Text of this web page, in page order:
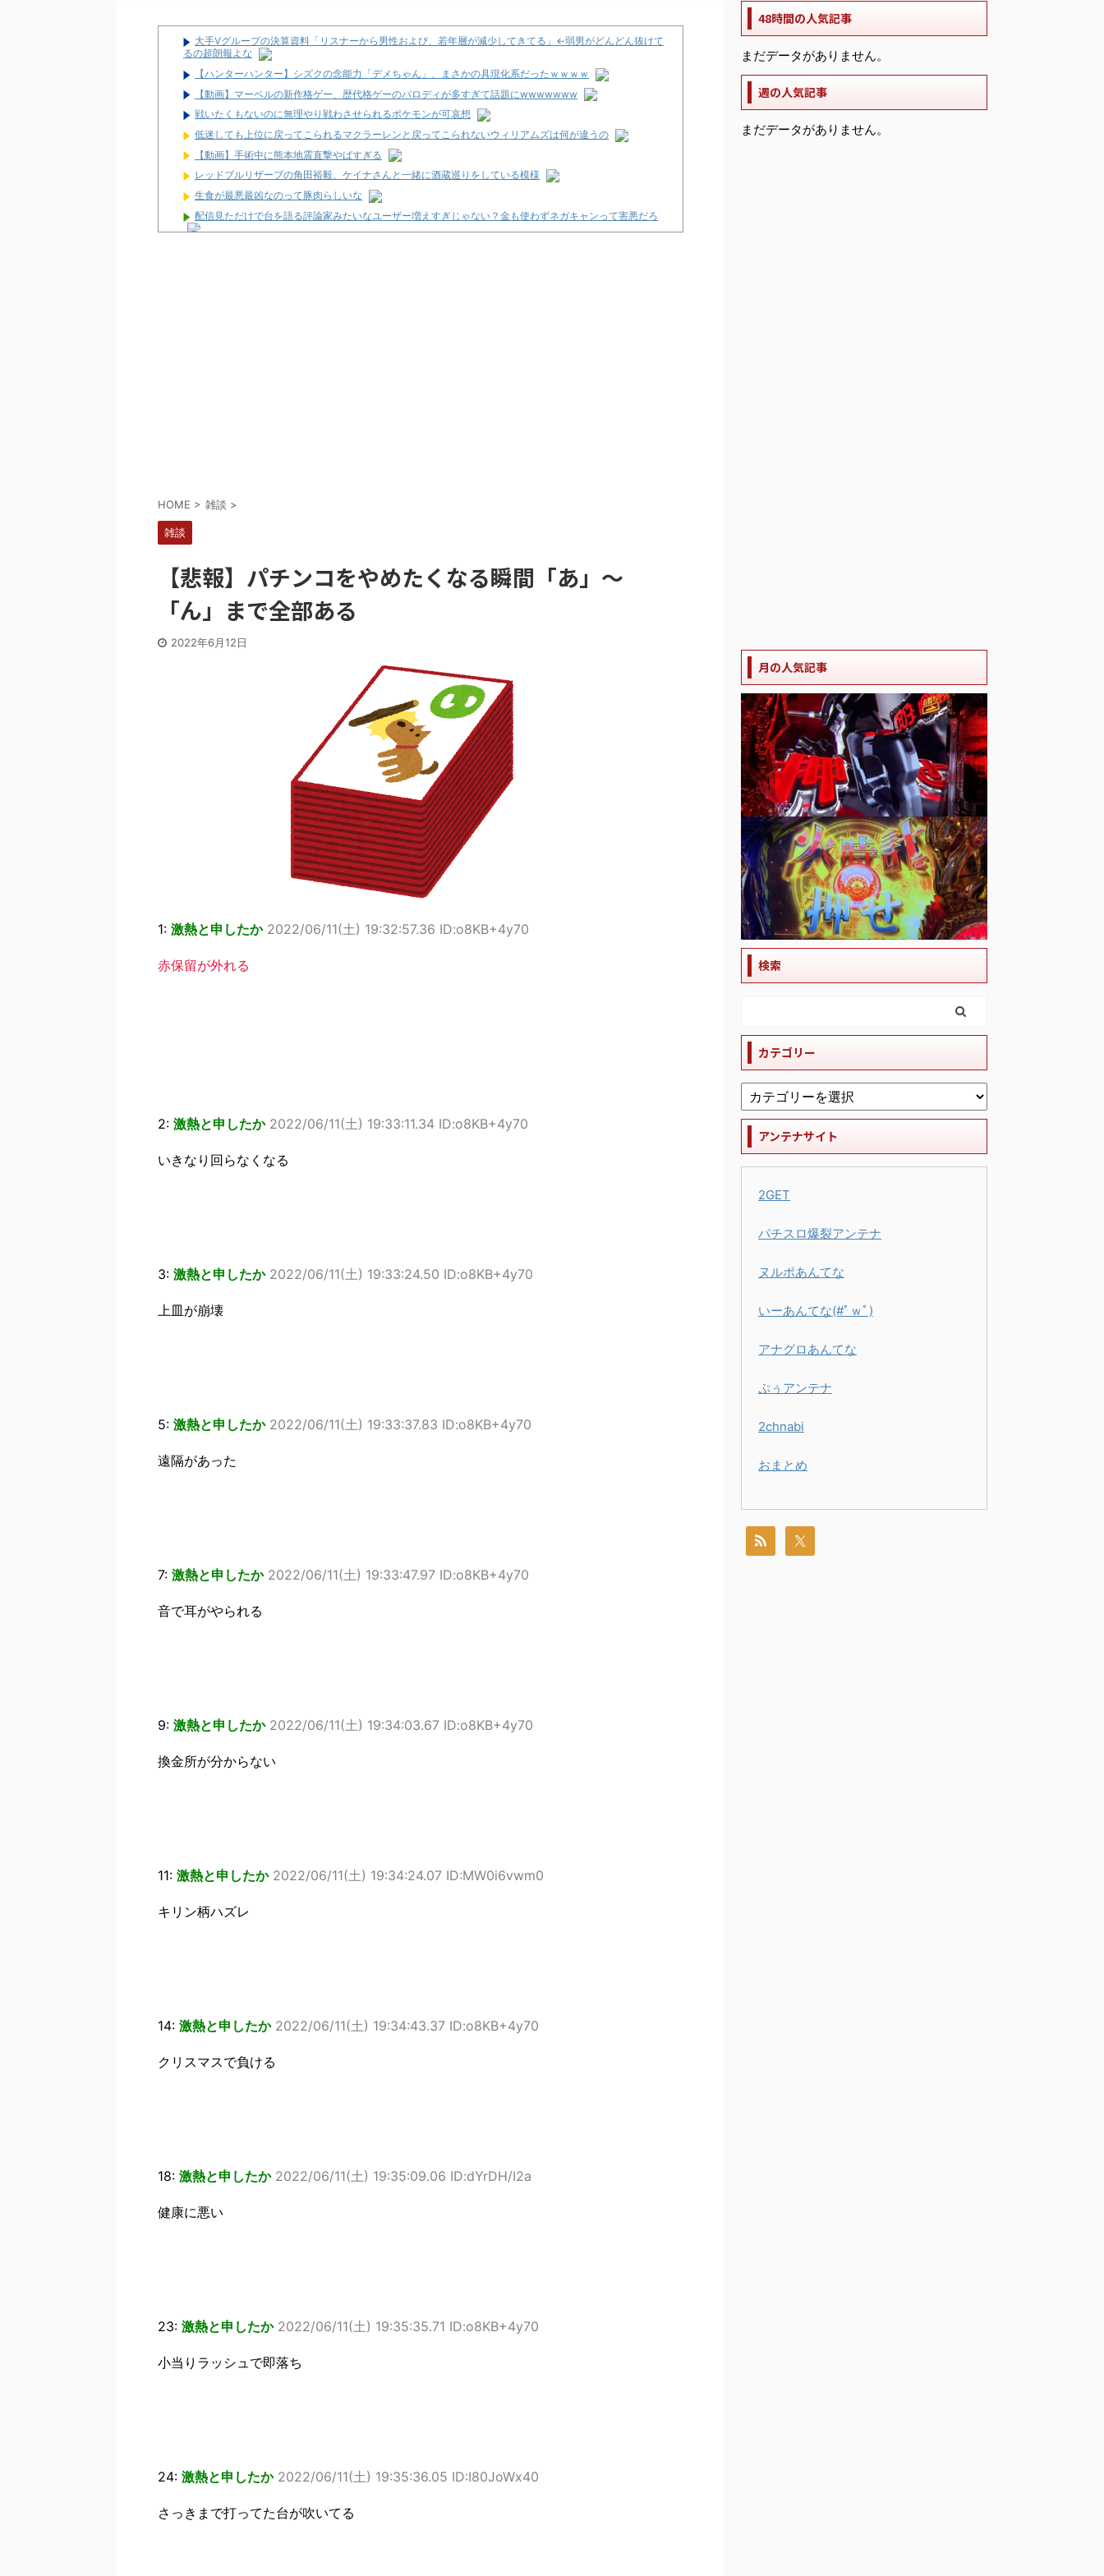
大手Vグループの決算資料「リスナーから男性および、若年層が減少してきてる」←弱男がどんどん抜けて
るの超朗報よな
【ハンターハンター】シズクの念能力「デメちゃん」、まさかの具現化系だったｗｗｗｗ
【動画】マーベルの新作格ゲー、歴代格ゲーのパロディが多すぎて話題にwwwwwww
戦いたくもないのに無理やり戦わさせられるポケモンが可哀想
低迷しても上位に戻ってこられるマクラーレンと戻ってこられないウィリアムズは何が違うの
【動画】手術中に熊本地震直撃やばすぎる
レッドブルリザーブの角田裕毅、ケイナさんと一緒に酒蔵巡りをしている模様
生食が最悪最凶なのって豚肉らしいな
配信見ただけで台を語る評論家みたいなユーザー増えすぎじゃない？金も使わずネガキャンって害悪だろ
HOME > 雑談 >
雑談
【悲報】パチンコをやめたくなる瞬間「あ」～
「ん」まで全部ある
2022年6月12日
1: 激熱と申したか 2022/06/11(土) 19:32:57.36 ID:o8KB+4y70
赤保留が外れる
2: 激熱と申したか 2022/06/11(土) 19:33:11.34 ID:o8KB+4y70
いきなり回らなくなる
3: 激熱と申したか 2022/06/11(土) 19:33:24.50 ID:o8KB+4y70
上皿が崩壊
5: 激熱と申したか 2022/06/11(土) 19:33:37.83 ID:o8KB+4y70
遠隔があった
7: 激熱と申したか 2022/06/11(土) 19:33:47.97 ID:o8KB+4y70
音で耳がやられる
9: 激熱と申したか 2022/06/11(土) 19:34:03.67 ID:o8KB+4y70
換金所が分からない
11: 激熱と申したか 2022/06/11(土) 19:34:24.07 ID:MW0i6vwm0
キリン柄ハズレ
14: 激熱と申したか 2022/06/11(土) 19:34:43.37 ID:o8KB+4y70
クリスマスで負ける
18: 激熱と申したか 2022/06/11(土) 19:35:09.06 ID:dYrDH/I2a
健康に悪い
23: 激熱と申したか 2022/06/11(土) 19:35:35.71 ID:o8KB+4y70
小当りラッシュで即落ち
24: 激熱と申したか 2022/06/11(土) 19:35:36.05 ID:I80JoWx40
さっきまで打ってた台が吹いてる
48時間の人気記事
まだデータがありません。
週の人気記事
まだデータがありません。
月の人気記事
検索
カテゴリー
アンテナサイト
2GET
パチスロ爆裂アンテナ
ヌルポあんてな
いーあんてな(#ﾟｗﾟ)
アナグロあんてな
ぷぅアンテナ
2chnabi
おまとめ